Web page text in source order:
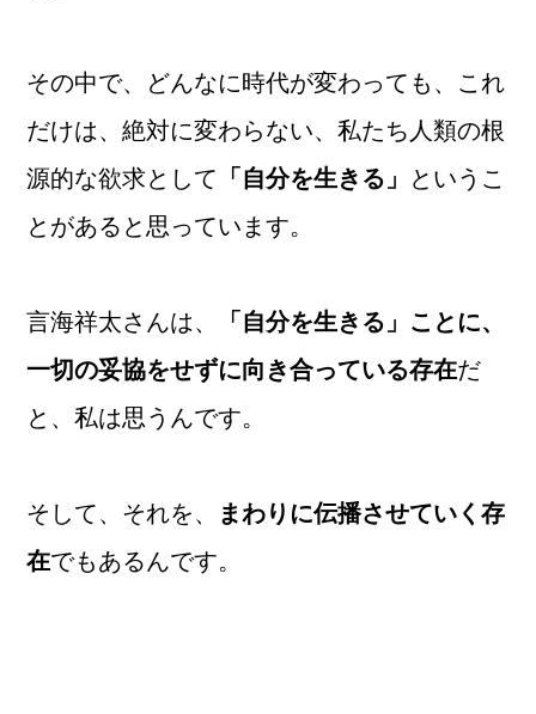
その中で、どんなに時代が変わっても、これ
だけは、絶対に変わらない、私たち人類の根
源的な欲求として 「自分を生きる」
というこ
とがあると思っています。
言海祥太さんは、
「自分を生きる」ことに、
一切の妥協をせずに向き合っている存在だ
と、私は思うんです。
そして、それを、
まわりに伝播させていく存
在でもあるんです。